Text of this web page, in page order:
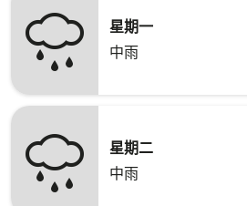
星期一
中雨
星期二
中雨